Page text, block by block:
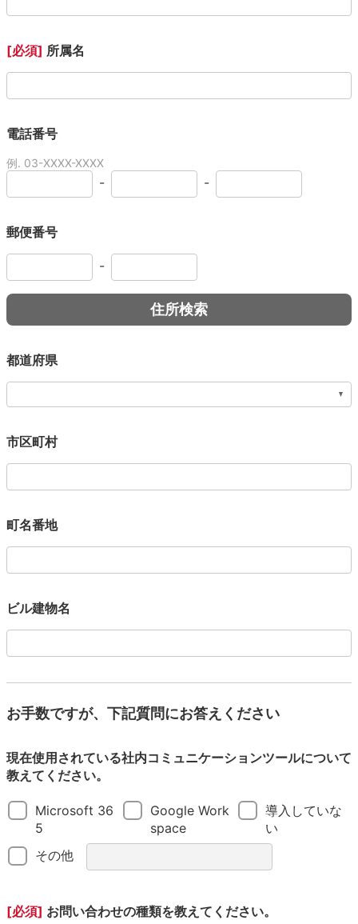
[必須] 所属名
電話番号
例. 03-XXXX-XXXX
- -
郵便番号
-
都道府県
市区町村
町名番地
ビル建物名
お手数ですが、下記質問にお答えください
現在使用されている社内コミュニケーションツールについて
教えてください。
Microsoft 36
5
Google Work
space
導入していな
い
その他
[必須] お問い合わせの種類を教えてください。